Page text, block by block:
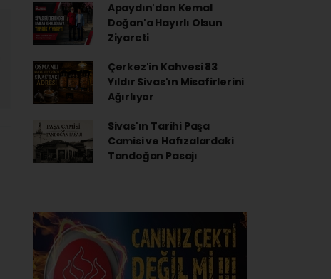
Apaydın'dan Kemal
Doğan'a Hayırlı Olsun
Ziyareti
Çerkez'in Kahvesi 83
Yıldır Sivas'ın Misafirlerini
Ağırlıyor
Sivas'ın Tarihi Paşa
Camisi ve Hafızalardaki
Tandoğan Pasajı